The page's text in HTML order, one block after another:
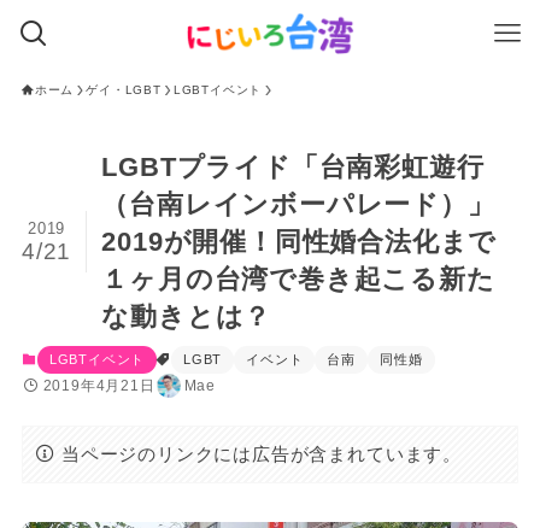
ホーム ゲイ・LGBT LGBTイベント
LGBTプライド「台南彩虹遊行
（台南レインボーパレード）」
2019が開催！同性婚合法化まで
１ヶ月の台湾で巻き起こる新た
な動きとは？
2019
4/21
LGBTイベント LGBT イベント 台南 同性婚
2019年4月21日 Mae
当ページのリンクには広告が含まれています。